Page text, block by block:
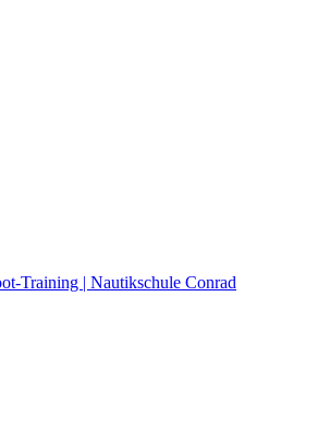
Training | Nautikschule Conrad